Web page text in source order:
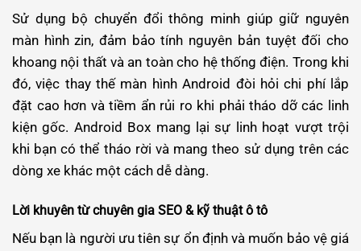
Sử dụng bộ chuyển đổi thông minh giúp giữ nguyên
màn hình zin, đảm bảo tính nguyên bản tuyệt đối cho
khoang nội thất và an toàn cho hệ thống điện. Trong khi
đó, việc thay thế màn hình Android đòi hỏi chi phí lắp
đặt cao hơn và tiềm ẩn rủi ro khi phải tháo dỡ các linh
kiện gốc. Android Box mang lại sự linh hoạt vượt trội
khi bạn có thể tháo rời và mang theo sử dụng trên các
dòng xe khác một cách dễ dàng.
Lời khuyên từ chuyên gia SEO & kỹ thuật ô tô
Nếu bạn là người ưu tiên sự ổn định và muốn bảo vệ giá